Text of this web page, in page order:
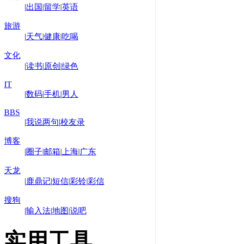
|出国|留学|英语
旅游
|天气|健康|吃喝
文化
|读书|原创 |绿色
IT
|数码|手机|男人
BBS
|我说两句|校友录
博客
|圈子|邮箱| 上海|广东
天龙
|鹿鼎记|短信|彩铃|彩信
搜狗
|输入法|地图|说吧